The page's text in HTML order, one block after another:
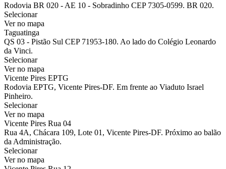
Rodovia BR 020 - AE 10 - Sobradinho CEP 7305-0599. BR 020.
Selecionar
Ver no mapa
Taguatinga
QS 03 - Pistão Sul CEP 71953-180. Ao lado do Colégio Leonardo
da Vinci.
Selecionar
Ver no mapa
Vicente Pires EPTG
Rodovia EPTG, Vicente Pires-DF. Em frente ao Viaduto Israel
Pinheiro.
Selecionar
Ver no mapa
Vicente Pires Rua 04
Rua 4A, Chácara 109, Lote 01, Vicente Pires-DF. Próximo ao balão
da Administração.
Selecionar
Ver no mapa